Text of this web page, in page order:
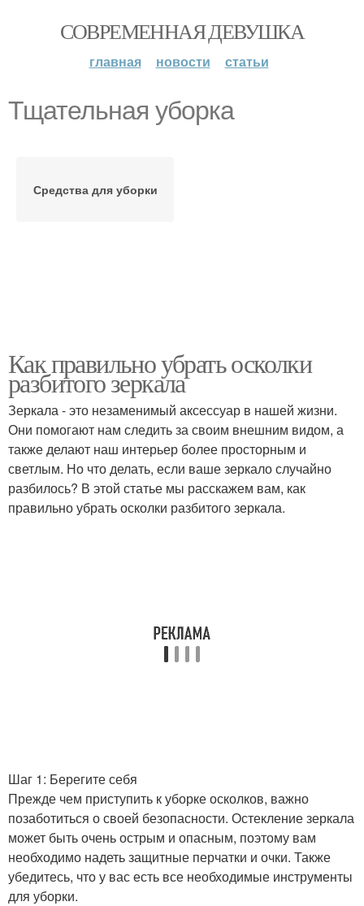
СОВРЕМЕННАЯ ДЕВУШКА
главная новости статьи
Тщательная уборка
Средства для уборки
Как правильно убрать осколки
разбитого зеркала
Зеркала - это незаменимый аксессуар в нашей жизни.
Они помогают нам следить за своим внешним видом, а
также делают наш интерьер более просторным и
светлым. Но что делать, если ваше зеркало случайно
разбилось? В этой статье мы расскажем вам, как
правильно убрать осколки разбитого зеркала.
Шаг 1: Берегите себя
Прежде чем приступить к уборке осколков, важно
позаботиться о своей безопасности. Остекление зеркала
может быть очень острым и опасным, поэтому вам
необходимо надеть защитные перчатки и очки. Также
убедитесь, что у вас есть все необходимые инструменты
для уборки.